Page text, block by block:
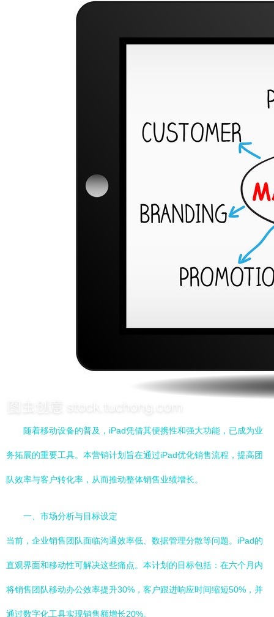
随着移动设备的普及，iPad凭借其便携性和强大功能，已成为业
务拓展的重要工具。本营销计划旨在通过iPad优化销售流程，提高团
队效率与客户转化率，从而推动整体销售业绩增长。
一、市场分析与目标设定
当前，企业销售团队面临沟通效率低、数据管理分散等问题。iPad的
直观界面和移动性可解决这些痛点。本计划的目标包括：在六个月内
将销售团队移动办公效率提升30%，客户跟进响应时间缩短50%，并
通过数字化工具实现销售额增长20%。